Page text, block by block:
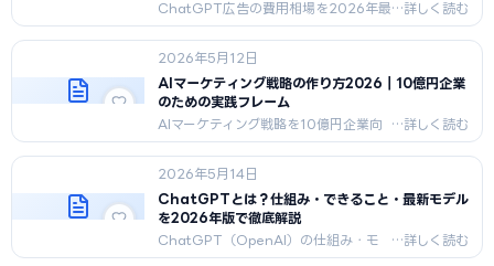
ChatGPT広告の費用相場を2026年最
新データで解説。最低出稿額、CPC、
CPM、月予算の目安、代理店手数料の
相場まで実運用ベースで紹介。
2026年5月12日
AIマーケティング戦略の作り方2026｜10億円企業
のための実践フレーム
AIマーケティング戦略を10億円企業向
けに体系化。ChatGPT広
告/LLMO/AIエージェント活用までの
統合戦略フレームと実行ロードマッ
プ。
2026年5月14日
ChatGPTとは？仕組み・できること・最新モデル
を2026年版で徹底解説
ChatGPT（OpenAI）の仕組み・モ
デル系譜・料金プラン・ビジネス活用